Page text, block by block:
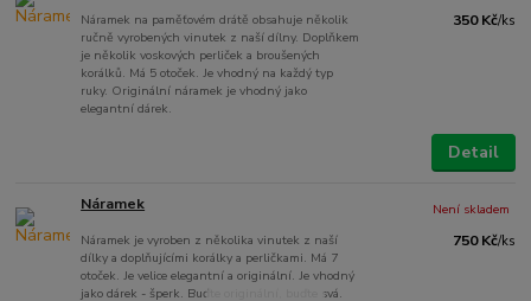
Náramek na paměťovém drátě obsahuje několik
ručně vyrobených vinutek z naší dílny. Doplňkem
je několik voskových perliček a broušených
korálků. Má 5 otoček. Je vhodný na každý typ
ruky. Originální náramek je vhodný jako
elegantní dárek.
350 Kč/ks
Detail
Náramek
Náramek je vyroben z několika vinutek z naší
dílky a doplňujícími korálky a perličkami. Má 7
otoček. Je velice elegantní a originální. Je vhodný
jako dárek - šperk. Buďte originální, buďte svá.
750 Kč/ks
Není skladem